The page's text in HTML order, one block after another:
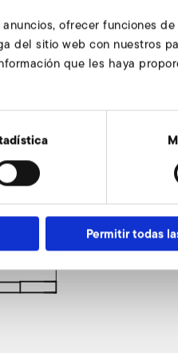
ofrecer funciones
del sitio web con nuestros
que les haya
Permitir todas